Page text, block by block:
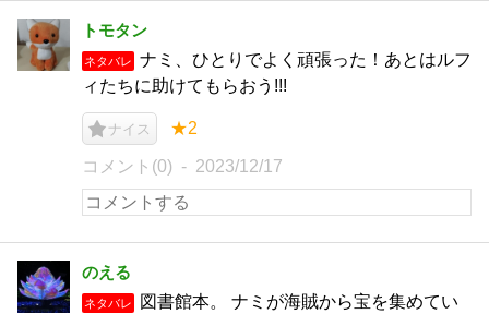
トモタン
ネタバレ
ナミ、ひとりでよく頑張った！あとはルフ
ィたちに助けてもらおう!!!
ナイス ★2
コメント(0) 2023/12/17
のえる
ネタバレ
図書館本。 ナミが海賊から宝を集めてい